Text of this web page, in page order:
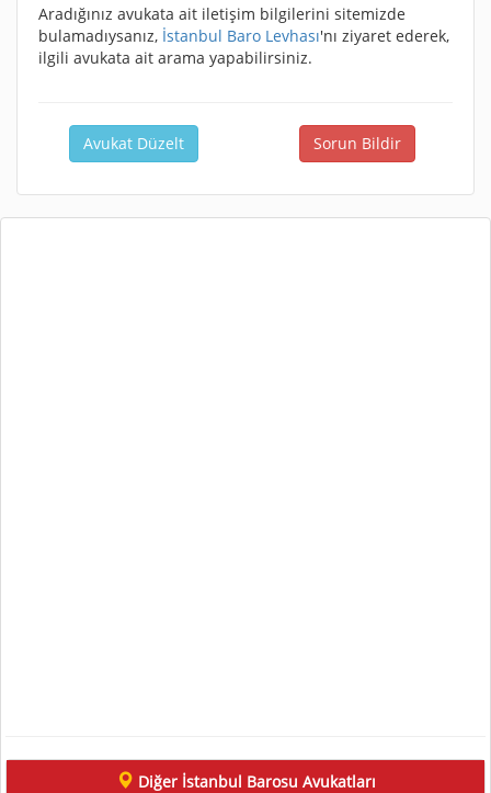
Aradığınız avukata ait iletişim bilgilerini sitemizde
bulamadıysanız, İstanbul Baro Levhası'nı ziyaret ederek,
ilgili avukata ait arama yapabilirsiniz.
Avukat Düzelt Sorun Bildir
Diğer İstanbul Barosu Avukatları